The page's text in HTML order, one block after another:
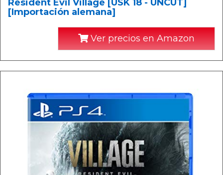
Resident Evil Village [USK 18 - UNCUT]
[Importación alemana]
Ver precios en Amazon